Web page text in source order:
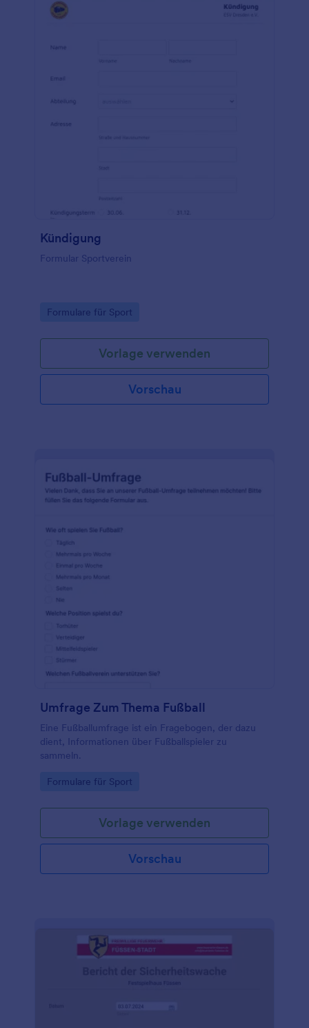
Ihrer Kunden über einen längeren Zeitraum hinweg
verfolgen möchten, können Sie dies ganz einfach
können sogar ein einfaches Diagramm oben auf
Ihrer Kunden schnell zu sehen! Kein Papierkram
Sie Ihre Kunden mit einem kostenlosen Fragebogen
Kündigung
Formular Sportverein
Go to Category:
Formulare für Sport
Vorlage verwenden
Vorschau
Umfrage Zum Thema Fußball
Eine Fußballumfrage ist ein Fragebogen, der dazu
dient, Informationen über Fußballspieler zu
sammeln.
Go to Category:
Formulare für Sport
Vorlage verwenden
Vorschau